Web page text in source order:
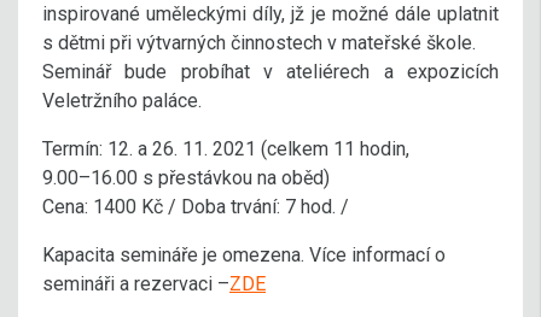
inspirované uměleckými díly, jž je možné dále uplatnit
s dětmi při výtvarných činnostech v mateřské škole.
Seminář bude probíhat v ateliérech a expozicích
Veletržního paláce.
Termín: 12. a 26. 11. 2021 (celkem 11 hodin,
9.00⁠⁠–⁠⁠16.00 s přestávkou na oběd)
Cena: 1400 Kč / Doba trvání: 7 hod. /
Kapacita semináře je omezena. Více informací o
semináři a rezervaci –ZDE